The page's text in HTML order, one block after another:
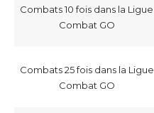
Combats 10 fois dans la Ligue
Combat GO
Combats 25 fois dans la Ligue
Combat GO